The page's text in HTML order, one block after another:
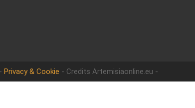
Privacy & Cookie - Credits Artemisiaonline.eu -